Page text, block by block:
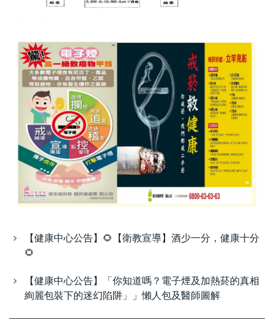
【健康中心公告】🌻​【衛教宣導】酒少一分，健康十分
🌻​
【健康中心公告】「你知道嗎？電子煙及加熱菸的真相
絢麗包裝下的迷幻陷阱」」懶人包及醫師圖解